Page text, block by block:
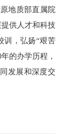
地质部直属院
供人才和科技
训，弘扬“艰苦
的办学历程，
发展和深度交